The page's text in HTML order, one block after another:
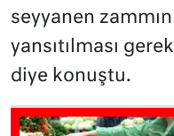
seyyanen
yansıtılması
diye konuştu.